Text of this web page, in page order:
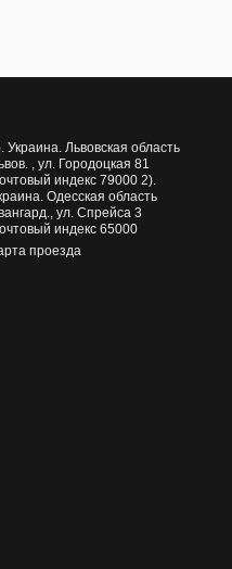
Украина. Львовская область
, ул. Городоцкая 81
индекс 79000 2).
Одесская область
ул. Спрейса 3
индекс 65000
проезда